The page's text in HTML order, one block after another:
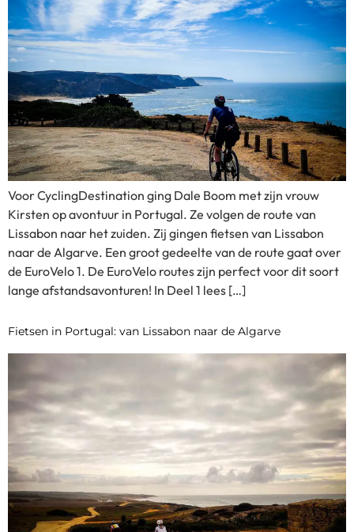
Voor CyclingDestination ging Dale Boom met zijn vrouw
Kirsten op avontuur in Portugal. Ze volgen de route van
Lissabon naar het zuiden. Zij gingen fietsen van Lissabon
naar de Algarve. Een groot gedeelte van de route gaat over
de EuroVelo 1. De EuroVelo routes zijn perfect voor dit soort
lange afstandsavonturen! In Deel 1 lees […]
Fietsen in Portugal: van Lissabon naar de Algarve